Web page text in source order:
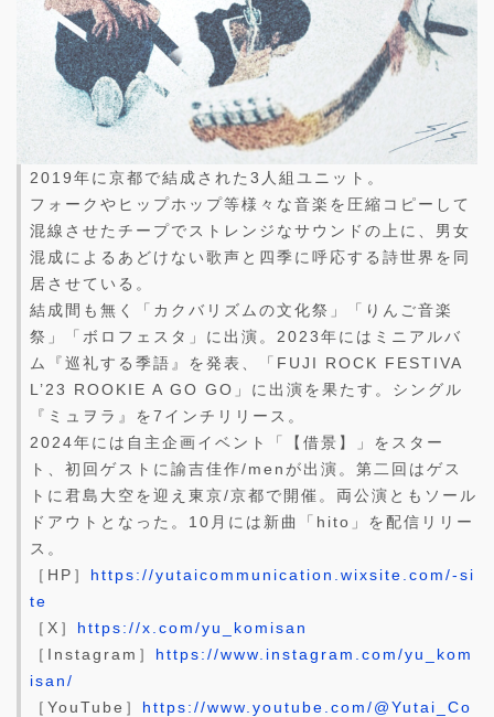
2019年に京都で結成された3人組ユニット。
フォークやヒップホップ等様々な音楽を圧縮コピーして
混線させたチープでストレンジなサウンドの上に、男女
混成によるあどけない歌声と四季に呼応する詩世界を同
居させている。
結成間も無く「カクバリズムの文化祭」「りんご音楽
祭」「ボロフェスタ」に出演。2023年にはミニアルバ
ム『巡礼する季語』を発表、「FUJI ROCK FESTIVA
L’23 ROOKIE A GO GO」に出演を果たす。シングル
『ミュヲラ』を7インチリリース。
2024年には自主企画イベント「【借景】」をスター
ト、初回ゲストに諭吉佳作/menが出演。第二回はゲス
トに君島大空を迎え東京/京都で開催。両公演ともソール
ドアウトとなった。10月には新曲「hito」を配信リリー
ス。
［HP］ https://yutaicommunication.wixsite.com/-si
te
［X］ https://x.com/yu_komisan
［Instagram］ https://www.instagram.com/yu_kom
isan/
［YouTube］ https://www.youtube.com/@Yutai_Co